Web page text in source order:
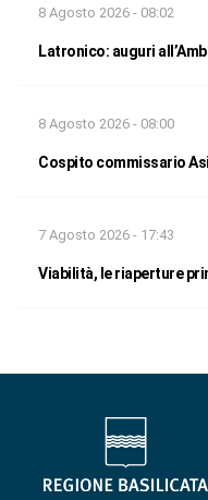
8 Agosto 2026 - 08:02
Latronico: auguri
8 Agosto 2026 - 08:00
Cospito commissario
7 Agosto 2026 - 17:43
Viabilità, le riaperture